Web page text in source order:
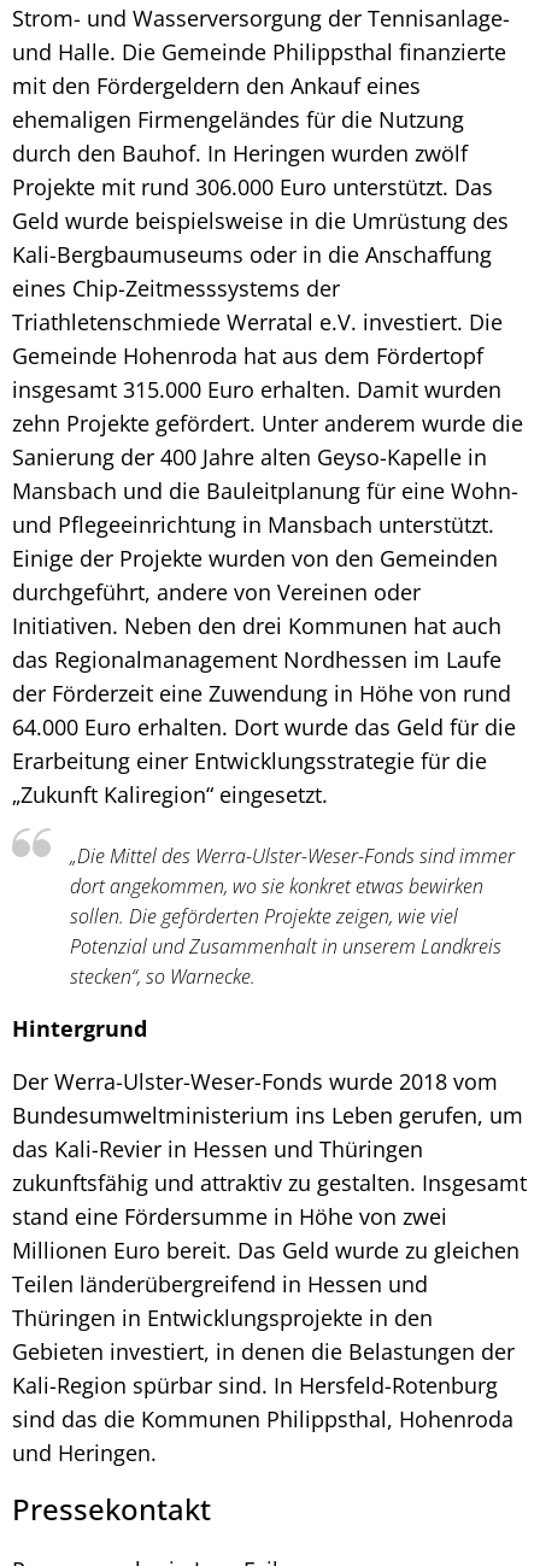
Strom- und Wasserversorgung der Tennisanlage-
und Halle. Die Gemeinde Philippsthal finanzierte
mit den Fördergeldern den Ankauf eines
ehemaligen Firmengeländes für die Nutzung
durch den Bauhof. In Heringen wurden zwölf
Projekte mit rund 306.000 Euro unterstützt. Das
Geld wurde beispielsweise in die Umrüstung des
Kali-Bergbaumuseums oder in die Anschaffung
eines Chip-Zeitmesssystems der
Triathletenschmiede Werratal e.V. investiert. Die
Gemeinde Hohenroda hat aus dem Fördertopf
insgesamt 315.000 Euro erhalten. Damit wurden
zehn Projekte gefördert. Unter anderem wurde die
Sanierung der 400 Jahre alten Geyso-Kapelle in
Mansbach und die Bauleitplanung für eine Wohn-
und Pflegeeinrichtung in Mansbach unterstützt.
Einige der Projekte wurden von den Gemeinden
durchgeführt, andere von Vereinen oder
Initiativen. Neben den drei Kommunen hat auch
das Regionalmanagement Nordhessen im Laufe
der Förderzeit eine Zuwendung in Höhe von rund
64.000 Euro erhalten. Dort wurde das Geld für die
Erarbeitung einer Entwicklungsstrategie für die
„Zukunft Kaliregion“ eingesetzt.
„Die Mittel des Werra-Ulster-Weser-Fonds sind immer
dort angekommen, wo sie konkret etwas bewirken
sollen. Die geförderten Projekte zeigen, wie viel
Potenzial und Zusammenhalt in unserem Landkreis
stecken“, so Warnecke.
Hintergrund
Der Werra-Ulster-Weser-Fonds wurde 2018 vom
Bundesumweltministerium ins Leben gerufen, um
das Kali-Revier in Hessen und Thüringen
zukunftsfähig und attraktiv zu gestalten. Insgesamt
stand eine Fördersumme in Höhe von zwei
Millionen Euro bereit. Das Geld wurde zu gleichen
Teilen länderübergreifend in Hessen und
Thüringen in Entwicklungsprojekte in den
Gebieten investiert, in denen die Belastungen der
Kali-Region spürbar sind. In Hersfeld-Rotenburg
sind das die Kommunen Philippsthal, Hohenroda
und Heringen.
Pressekontakt